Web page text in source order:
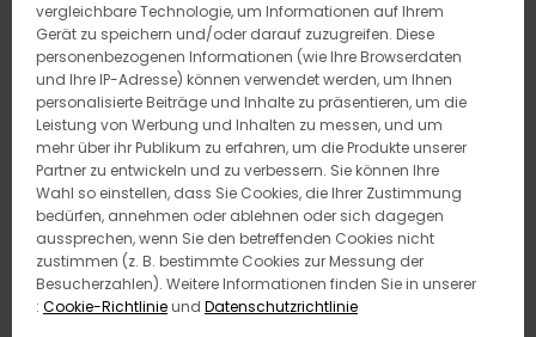
vergleichbare Technologie, um Informationen auf Ihrem
Gerät zu speichern und/oder darauf zuzugreifen. Diese
personenbezogenen Informationen (wie Ihre Browserdaten
und Ihre IP-Adresse) können verwendet werden, um Ihnen
personalisierte Beiträge und Inhalte zu präsentieren, um die
Leistung von Werbung und Inhalten zu messen, und um
mehr über ihr Publikum zu erfahren, um die Produkte unserer
Partner zu entwickeln und zu verbessern. Sie können Ihre
Wahl so einstellen, dass Sie Cookies, die Ihrer Zustimmung
bedürfen, annehmen oder ablehnen oder sich dagegen
aussprechen, wenn Sie den betreffenden Cookies nicht
zustimmen (z. B. bestimmte Cookies zur Messung der
Besucherzahlen). Weitere Informationen finden Sie in unserer
: Cookie-Richtlinieund Datenschutzrichtlinie